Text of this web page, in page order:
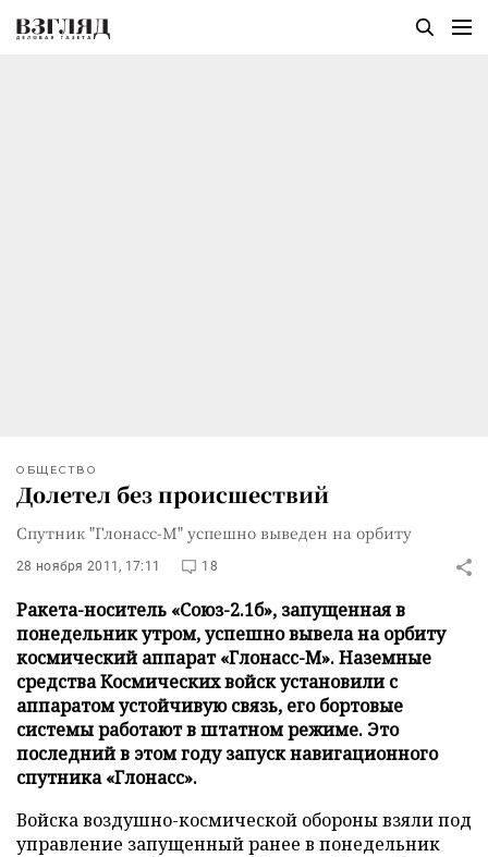
ОБЩЕСТВО
Долетел без происшествий
Спутник "Глонасс-М" успешно выведен на орбиту
28 ноября 2011, 17:11 18
Ракета-носитель «Союз-2.1б», запущенная в
понедельник утром, успешно вывела на орбиту
космический аппарат «Глонасс-М». Наземные
средства Космических войск установили с
аппаратом устойчивую связь, его бортовые
системы работают в штатном режиме. Это
последний в этом году запуск навигационного
спутника «Глонасс».
Войска воздушно-космической обороны взяли под
управление запущенный ранее в понедельник